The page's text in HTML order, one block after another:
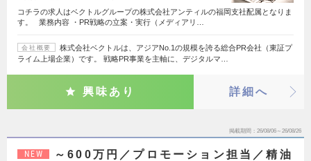
コチラの求人はベクトルグループの株式会社アンティルの福岡支社配属となりま
す。 業務内容 ・PR戦略の立案・実行（メディアリ…
会社概要
株式会社ベクトルは、アジアNo.1の規模を誇る総合PR会社（東証プ
ライム上場企業）です。 戦略PR事業を主軸に、デジタルマ…
興味あり 詳細へ
掲載期間 26/08/06～26/08/26
NEW
～600万円／プロモーション担当／精油